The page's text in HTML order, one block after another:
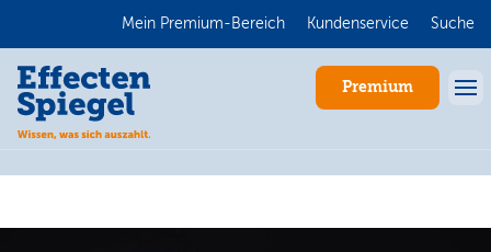
Mein Premium-Bereich Kundenservice Suche
Premium